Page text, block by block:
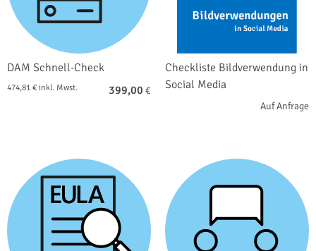
DAM Schnell-Check
474,81 € inkl. Mwst. 399,00 €
Checkliste Bildverwendung in
Social Media
Auf Anfrage